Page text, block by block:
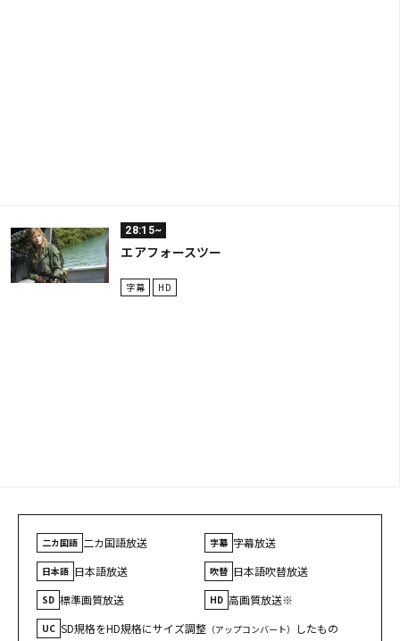
28:15~
エアフォースツー
字幕 HD
二カ国語 二カ国語放送 字幕 字幕放送
日本語 日本語放送 吹替 日本語吹替放送
SD 標準画質放送 HD 高画質放送※
UC SD規格をHD規格にサイズ調整 （アップコンバート） したもの